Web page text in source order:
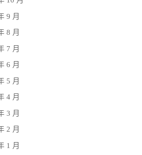
9 月
8 月
7 月
6 月
5 月
4 月
3 月
2 月
1 月